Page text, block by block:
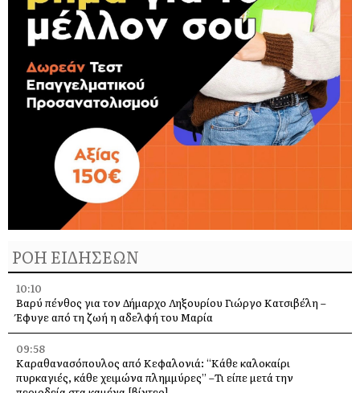
ΡΟΗ ΕΙΔΗΣΕΩΝ
10:10
Βαρύ πένθος για τον Δήμαρχο Ληξουρίου Γιώργο Κατσιβέλη –
Έφυγε από τη ζωή η αδελφή του Μαρία
09:58
Καραθανασόπουλος από Κεφαλονιά: “Κάθε καλοκαίρι
πυρκαγιές, κάθε χειμώνα πλημμύρες” –Τι είπε μετά την